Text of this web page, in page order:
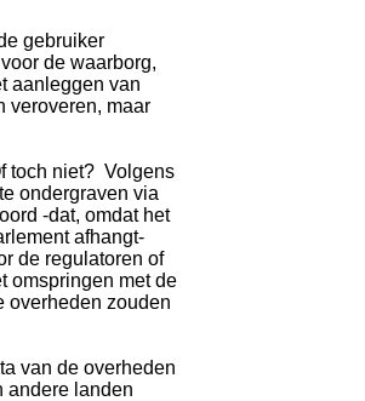
gebruiker
de waarborg,
aanleggen van
veroveren, maar
toch niet? Volgens
ondergraven via
-dat, omdat het
afhangt-
de regulatoren of
omspringen met de
overheden zouden
van de overheden
andere landen